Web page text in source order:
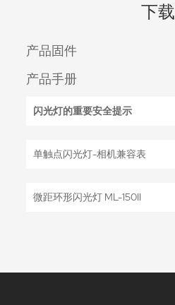
下载
产品固件
产品手册
闪光灯的重要安全提示
单触点闪光灯-相机兼容表
微距环形闪光灯 ML-150II